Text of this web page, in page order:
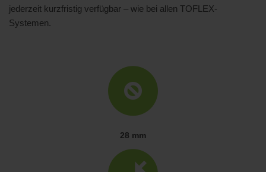
jederzeit kurzfristig verfügbar – wie bei allen TOFLEX-
Systemen.
28 mm